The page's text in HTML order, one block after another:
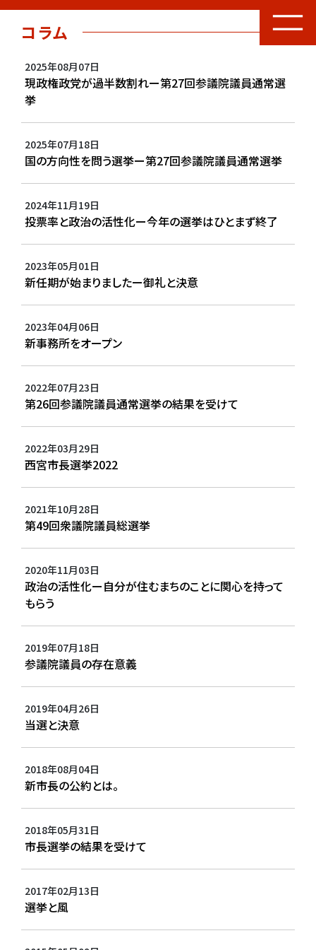
コラム
2025年08月07日
現政権政党が過半数割れー第27回参議院議員通常選
挙
2025年07月18日
国の方向性を問う選挙ー第27回参議院議員通常選挙
2024年11月19日
投票率と政治の活性化ー今年の選挙はひとまず終了
2023年05月01日
新任期が始まりましたー御礼と決意
2023年04月06日
新事務所をオープン
2022年07月23日
第26回参議院議員通常選挙の結果を受けて
2022年03月29日
西宮市長選挙2022
2021年10月28日
第49回衆議院議員総選挙
2020年11月03日
政治の活性化ー自分が住むまちのことに関心を持って
もらう
2019年07月18日
参議院議員の存在意義
2019年04月26日
当選と決意
2018年08月04日
新市長の公約とは。
2018年05月31日
市長選挙の結果を受けて
2017年02月13日
選挙と風